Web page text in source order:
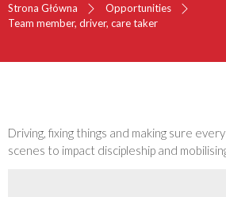
Strona Główna
Opportunities
Team member, driver, care taker
Driving, fixing things and making sure
scenes to impact discipleship and